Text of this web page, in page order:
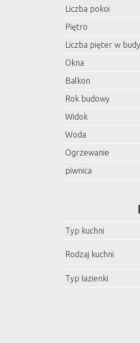
Liczba pokoi
Piętro
Liczba pięter w
Okna
Balkon
Rok budowy
Widok
Woda
Ogrzewanie
piwnica
Typ kuchni
Rodzaj kuchni
Typ łazienki